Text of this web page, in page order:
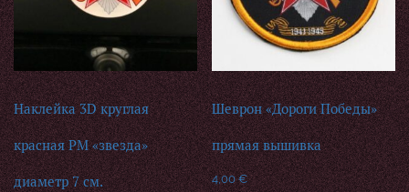
Наклейка 3D круглая
красная РМ «звезда»
диаметр 7 см.
Шеврон «Дороги Победы»
прямая вышивка
4,00€